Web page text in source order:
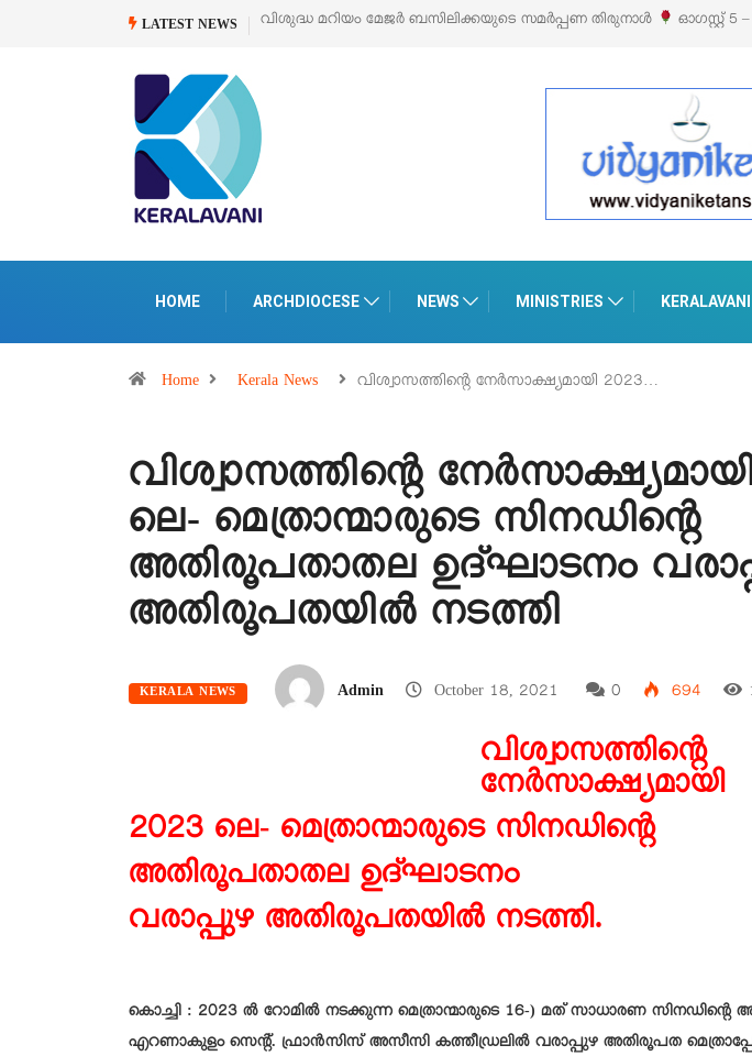
LATEST NEWS വിശുദ്ധ മറിയം മേജർ ബസിലിക്കയുടെ സമർപ്പണ തിരുനാൾ ഓഗസ്റ്റ് 5 –
HOME ARCHDIOCESE NEWS MINISTRIES
Home Kerala News വിശ്വാസത്തിന്റെ നേർസാക്ഷ്യമായി 2023…
വിശ്വാസത്തിന്റെ
ലെ- മെത്രാന്മാരുടെ സിനഡിന്റെ
അതിരൂപതാതല ഉദ്ഘാടനം
അതിരൂപതയിൽ നടത്തി
KERALA NEWS Admin October 18, 2021 0 694
വിശ്വാസത്തിന്റെ
നേർസാക്ഷ്യമായി
2023 ലെ- മെത്രാന്മാരുടെ സിനഡിന്റെ
അതിരൂപതാതല ഉദ്ഘാടനം
വരാപ്പുഴ അതിരൂപതയിൽ നടത്തി.
കൊച്ചി : 2023 ൽ റോമിൽ നടക്കുന്ന മെത്രാന്മാരുടെ 16-) മത് സാധാരണ
എറണാകുളം സെന്റ്. ഫ്രാൻസിസ് അസീസി കത്തീഡ്രലിൽ വരാപ്പുഴ അതിരൂപത